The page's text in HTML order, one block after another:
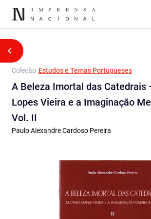
Coleção Estudos e Temas Portugueses
A Beleza Imortal das Catedrais
Lopes Vieira e a Imaginação
Vol. II
Paulo Alexandre Cardoso Pereira